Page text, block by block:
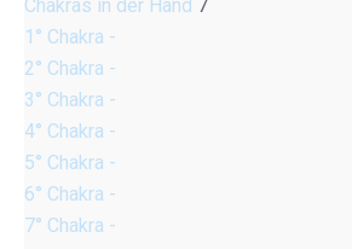
Chakras in der Hand 7
1° Chakra -
2° Chakra -
3° Chakra -
4° Chakra -
5° Chakra -
6° Chakra -
7° Chakra -